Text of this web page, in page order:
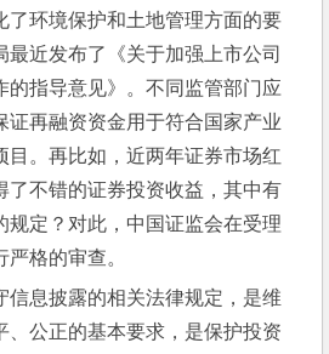
了环境保护和土地管理方面的要
最近发布了《关于加强上市公司
的指导意见》。不同监管部门应
证再融资资金用于符合国家产业
目。再比如，近两年证券市场红
了不错的证券投资收益，其中有
规定？对此，中国证监会在受理
格的审查。
信息披露的相关法律规定，是维
、公正的基本要求，是保护投资